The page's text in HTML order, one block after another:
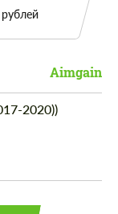
Aimgain
2020))